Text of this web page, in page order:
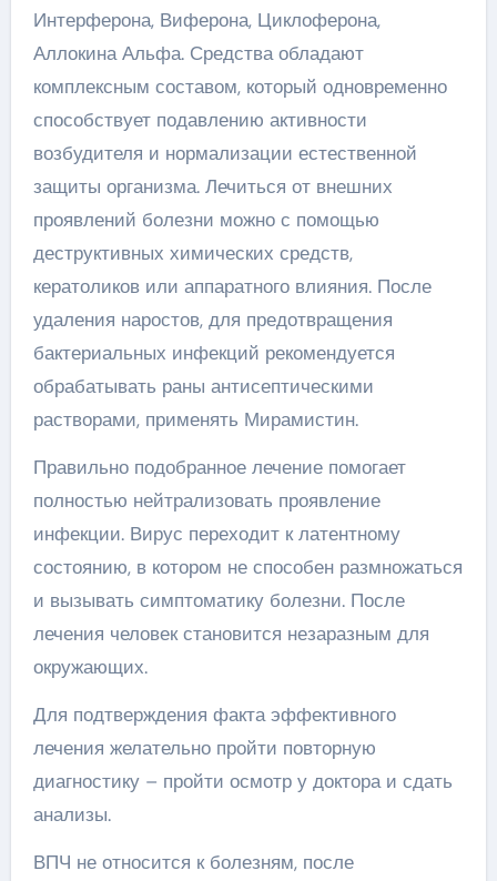
Интерферона, Виферона, Циклоферона,
Аллокина Альфа. Средства обладают
комплексным составом, который одновременно
способствует подавлению активности
возбудителя и нормализации естественной
защиты организма. Лечиться от внешних
проявлений болезни можно с помощью
деструктивных химических средств,
кератоликов или аппаратного влияния. После
удаления наростов, для предотвращения
бактериальных инфекций рекомендуется
обрабатывать раны антисептическими
растворами, применять Мирамистин.
Правильно подобранное лечение помогает
полностью нейтрализовать проявление
инфекции. Вирус переходит к латентному
состоянию, в котором не способен размножаться
и вызывать симптоматику болезни. После
лечения человек становится незаразным для
окружающих.
Для подтверждения факта эффективного
лечения желательно пройти повторную
диагностику – пройти осмотр у доктора и сдать
анализы.
ВПЧ не относится к болезням, после